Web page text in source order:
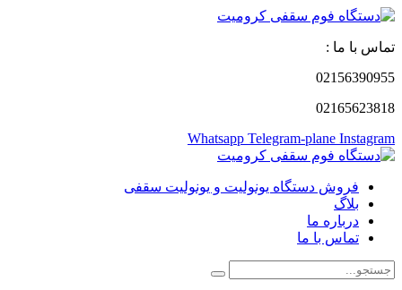
تماس با ما :
02156390955
02165623818
Whatsapp Telegram-plane Instagram
فروش دستگاه یونولیت و یونولیت سقفی
بلاگ
درباره ما
تماس با ما